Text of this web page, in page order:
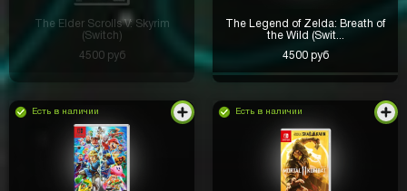
The Elder Scrolls V: Skyrim
(Switch)
4500 руб
The Legend of Zelda: Breath of
the Wild (Swit...
4500 руб
Есть в наличии Есть в наличии